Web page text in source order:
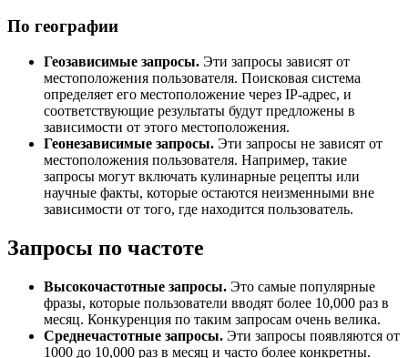
По географии
Геозависимые запросы. Эти запросы зависят от
местоположения пользователя. Поисковая система
определяет его местоположение через IP-адрес, и
соответствующие результаты будут предложены в
зависимости от этого местоположения.
Геонезависимые запросы. Эти запросы не зависят от
местоположения пользователя. Например, такие
запросы могут включать кулинарные рецепты или
научные факты, которые остаются неизменными вне
зависимости от того, где находится пользователь.
Запросы по частоте
Высокочастотные запросы. Это самые популярные
фразы, которые пользователи вводят более 10,000 раз в
месяц. Конкуренция по таким запросам очень велика.
Среднечастотные запросы. Эти запросы появляются от
1000 до 10,000 раз в месяц и часто более конкретны.